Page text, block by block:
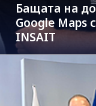
Бащата на
Google Maps
INSAIT